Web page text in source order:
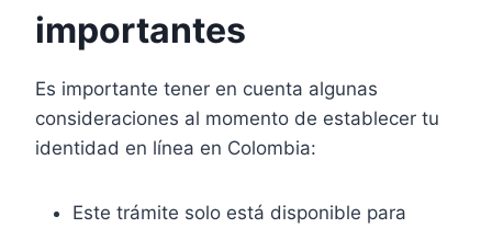
importantes
Es importante tener en cuenta algunas
consideraciones al momento de establecer tu
identidad en línea en Colombia:
Este trámite solo está disponible para